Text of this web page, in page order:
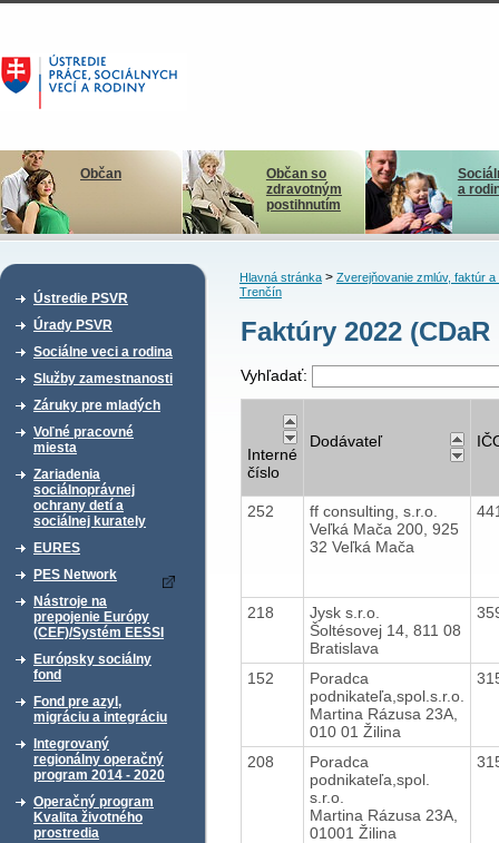
Občan
Občan so
zdravotným
postihnutím
a
Ústredie PSVR
Úrady PSVR
Sociálne veci a rodina
Služby zamestnanosti
Záruky pre mladých
Voľné pracovné
miesta
Zariadenia
sociálnoprávnej
ochrany detí a
sociálnej kurately
EURES
PES Network
Nástroje na
prepojenie Európy
(CEF)/Systém EESSI
Európsky sociálny
fond
Fond pre azyl,
migráciu a integráciu
Integrovaný
regionálny operačný
program 2014 - 2020
Operačný program
Kvalita životného
prostredia
Hlavná stránka> Zverejňovanie zmlúv, faktúr a
Trenčín
Faktúry 2022
Vyhľadať:
Interné
číslo
Dodávateľ
252
ff consulting, s.r.o.
Veľká Mača 200, 925
32 Veľká Mača
218
Jysk s.r.o.
Šoltésovej 14, 811 08
Bratislava
152
Poradca
podnikateľa,spol.s.r.o.
Martina Rázusa 23A,
010 01 Žilina
208
Poradca
podnikateľa,spol.
s.r.o.
Martina Rázusa 23A,
01001 Žilina